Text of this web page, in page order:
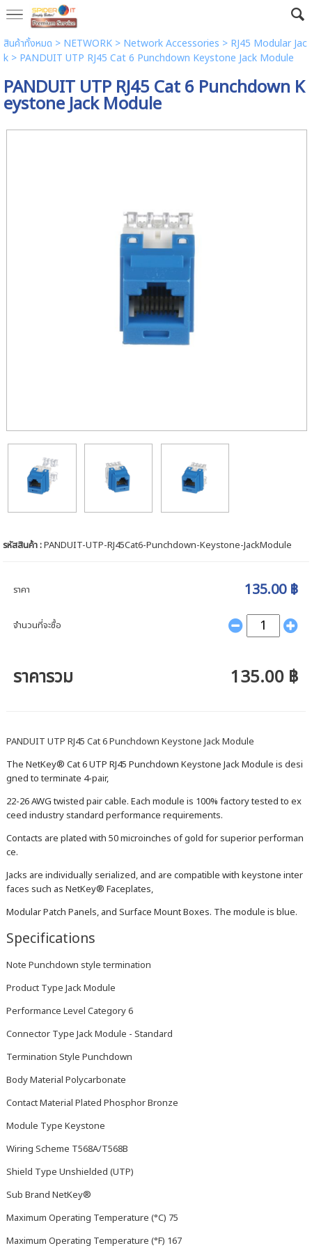
สินค้าทั้งหมด > NETWORK> Network Accessories > RJ45 Modular Jac
k> PANDUIT UTP RJ45 Cat 6 Punchdown Keystone Jack Module
PANDUIT UTP RJ45 Cat 6 Punchdown K
eystone Jack Module
รหัสสินค้า :PANDUIT-UTP-RJ45Cat6-Punchdown-Keystone-JackModule
ราคา 135.00 ฿
จำนวนที่จะซื้อ
ราคารวม 135.00 ฿
PANDUIT UTP RJ45 Cat 6 Punchdown Keystone Jack Module
The NetKey® Cat 6 UTP RJ45 Punchdown Keystone Jack Module is desi
gned to terminate 4-pair,
22-26 AWG twisted pair cable. Each module is 100% factory tested to ex
ceed industry standard performance requirements.
Contacts are plated with 50 microinches of gold for superior performan
ce.
Jacks are individually serialized, and are compatible with keystone inter
faces such as NetKey® Faceplates,
Modular Patch Panels, and Surface Mount Boxes. The module is blue.
Specifications
Note Punchdown style termination
Product Type Jack Module
Performance Level Category 6
Connector Type Jack Module - Standard
Termination Style Punchdown
Body Material Polycarbonate
Contact Material Plated Phosphor Bronze
Module Type Keystone
Wiring Scheme T568A/T568B
Shield Type Unshielded (UTP)
Sub Brand NetKey®
Maximum Operating Temperature (°C) 75
Maximum Operating Temperature (°F) 167